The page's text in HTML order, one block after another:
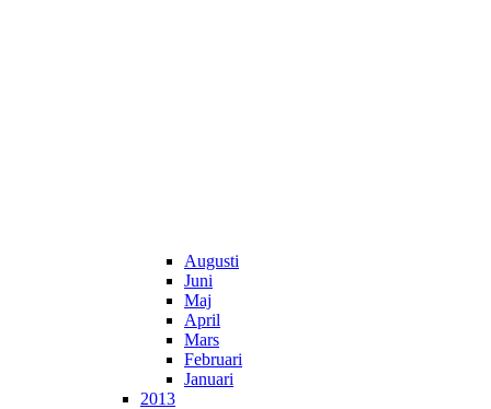
Augusti
Juni
Maj
April
Mars
Februari
Januari
2013